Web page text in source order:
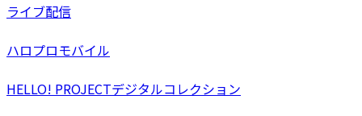
ライブ配信
ハロプロモバイル
HELLO! PROJECTデジタルコレクション